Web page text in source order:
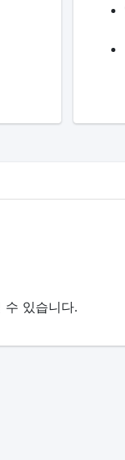
수 있습니다.